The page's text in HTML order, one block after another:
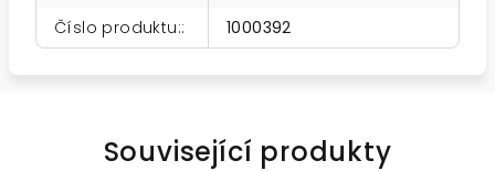
Číslo produktu:: 1000392
Související produkty